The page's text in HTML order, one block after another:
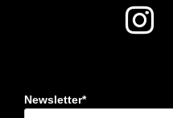
Newsletter*